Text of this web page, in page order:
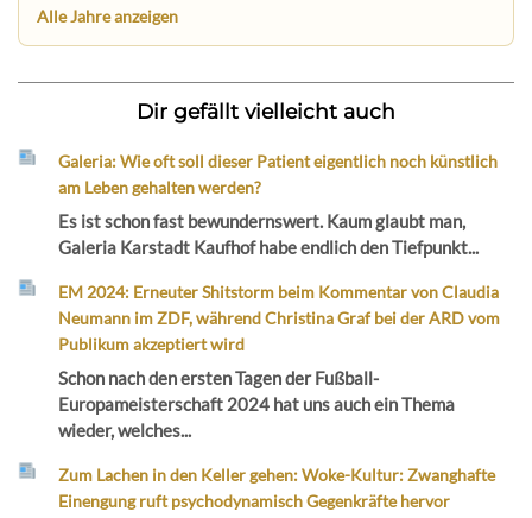
Alle Jahre anzeigen
Dir gefällt vielleicht auch
Galeria: Wie oft soll dieser Patient eigentlich noch künstlich
am Leben gehalten werden?
Es ist schon fast bewundernswert. Kaum glaubt man,
Galeria Karstadt Kaufhof habe endlich den Tiefpunkt...
EM 2024: Erneuter Shitstorm beim Kommentar von Claudia
Neumann im ZDF, während Christina Graf bei der ARD vom
Publikum akzeptiert wird
Schon nach den ersten Tagen der Fußball-
Europameisterschaft 2024 hat uns auch ein Thema
wieder, welches...
Zum Lachen in den Keller gehen: Woke-Kultur: Zwanghafte
Einengung ruft psychodynamisch Gegenkräfte hervor